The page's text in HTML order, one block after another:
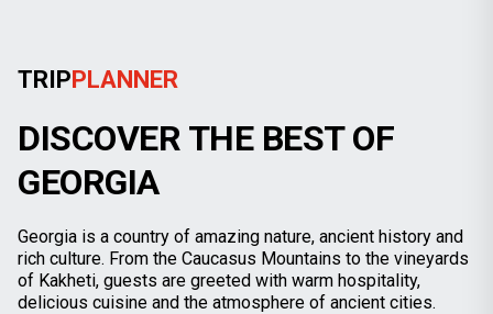
TRIPPLANNER
DISCOVER THE BEST OF
GEORGIA
Georgia is a country of amazing nature, ancient history and
rich culture. From the Caucasus Mountains to the vineyards
of Kakheti, guests are greeted with warm hospitality,
delicious cuisine and the atmosphere of ancient cities.